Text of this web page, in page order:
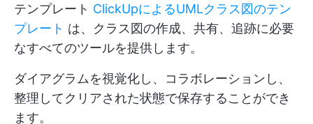
テンプレート ClickUpによるUMLクラス図のテン
プレート は、クラス図の作成、共有、追跡に必要
なすべてのツールを提供します。
ダイアグラムを視覚化し、コラボレーションし、
整理してクリアされた状態で保存することができ
ます。